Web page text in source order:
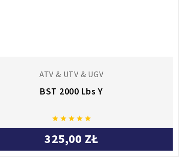
ATV & UTV & UGV
BST 2000 Lbs Y
    
325,00 ZŁ